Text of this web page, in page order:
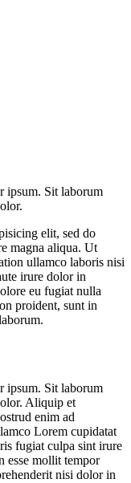
ipsum. Sit laborum
elit, sed do
magna aliqua. Ut
ullamco laboris nisi
irure dolor in
eu fugiat nulla
proident, sunt in
ipsum. Sit laborum
Aliquip et
enim ad
Lorem cupidatat
fugiat culpa sint irure
esse mollit tempor
nisi dolor in